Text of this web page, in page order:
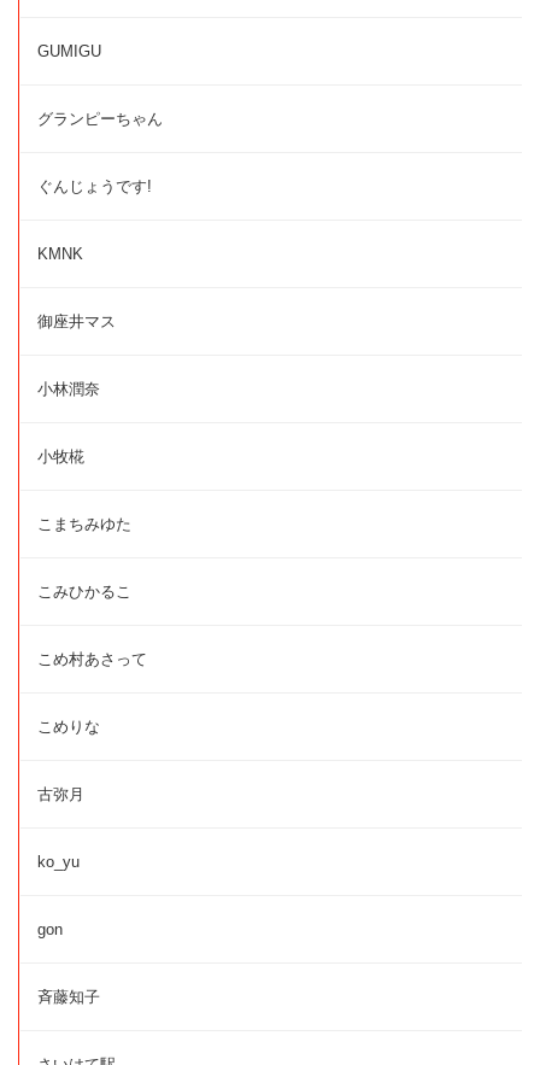
GUMIGU
グランピーちゃん
ぐんじょうです!
KMNK
御座井マス
小林潤奈
小牧椛
こまちみゆた
こみひかるこ
こめ村あさって
こめりな
古弥月
ko_yu
gon
斉藤知子